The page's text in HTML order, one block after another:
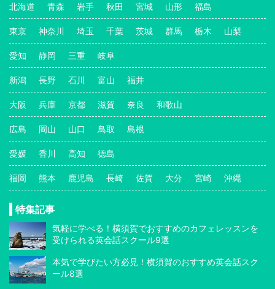
北海道 青森 岩手 秋田 宮城 山形 福島
東京 神奈川 埼玉 千葉 茨城 群馬 栃木 山梨
愛知 静岡 三重 岐阜
新潟 長野 石川 富山 福井
大阪 兵庫 京都 滋賀 奈良 和歌山
広島 岡山 山口 鳥取 島根
愛媛 香川 高知 徳島
福岡 熊本 鹿児島 長崎 佐賀 大分 宮崎 沖縄
特集記事
気軽に学べる！横須賀でおすすめのカフェレッスンを
受けられる英会話スクール9選
本気で学びたい方必見！横須賀のおすすめ英会話スク
ール8選